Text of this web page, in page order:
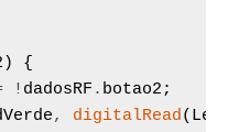
)
{
! dadosRF . botao2 ;
, digitalRead(